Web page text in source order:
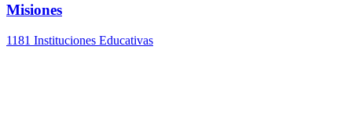
Misiones
1181 Instituciones Educativas